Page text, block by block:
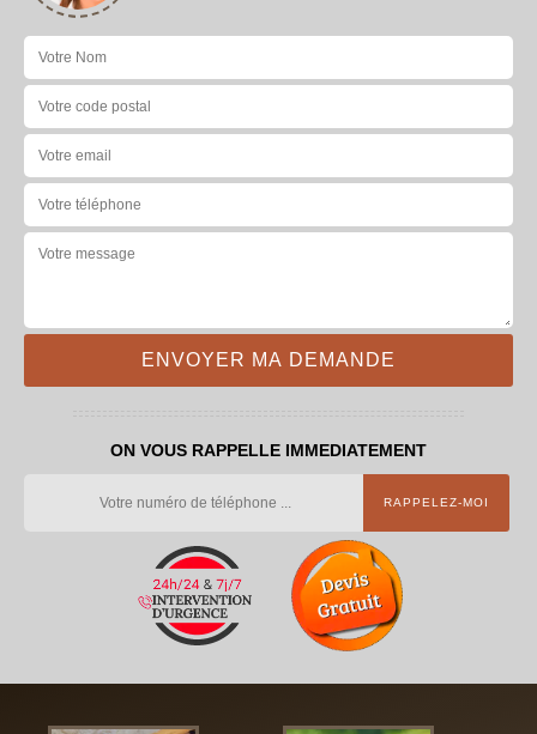
ON VOUS RAPPELLE IMMEDIATEMENT